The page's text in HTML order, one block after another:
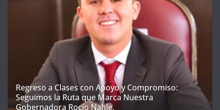
Regreso a Clases con Apoyo y Compromiso:
Seguimos la Ruta que Marca Nuestra
Gobernadora Rocío Nahle.